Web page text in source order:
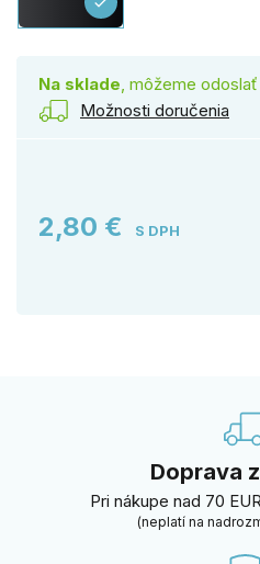
Na sklade, môžeme odoslať
Možnosti doručenia
2,80 € S DPH
Doprava
Pri nákupe nad 70
(neplatí na